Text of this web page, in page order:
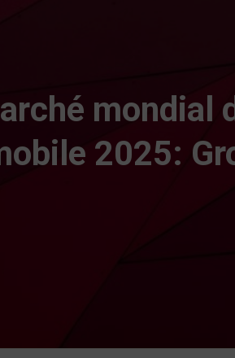
mondial
2025: